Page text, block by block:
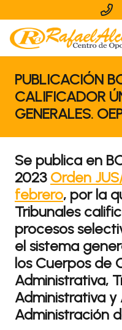
PUBLICACIÓN
CALIFICADOR
GENERALES.
Se publica en
2023 Orden
febrero, por la
Tribunales
procesos
el sistema
los Cuerpos de
Administrativa,
Administrativa y
Administración